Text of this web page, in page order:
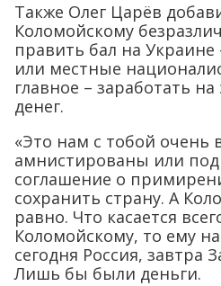
Также Олег Царёв
Коломойскому
править бал на
или местные
главное – заработать
денег.
«Это нам с тобой очень
амнистированы или
соглашение о
сохранить страну. А
равно. Что касается
Коломойскому, то ему
сегодня Россия, завтра
Лишь бы были деньги.